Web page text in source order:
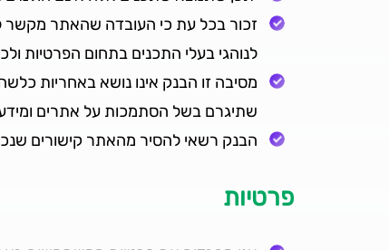
זכור בכל עת כי העובדה שהאתר מקשר
לנוהגי בעלי התכנים בתחום הפרטיות
מסיבה זו הבנק אינו נושא באחריות
שתיגרם בשל הסתמכות על אתרים
הבנק רשאי להסיר מהאתר קישורים
פרטיות